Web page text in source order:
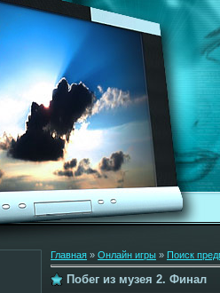
Главная » Онлайн игры » Поиск
Побег из музея 2. Финал